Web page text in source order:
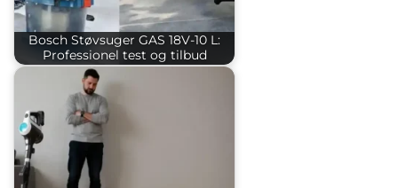
Bosch Støvsuger GAS 18V-10 L:
Professionel test og tilbud